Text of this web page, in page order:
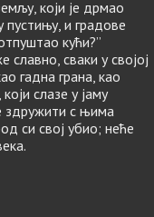
који је дрмао
пустињу, и градове
кући?”
сваки у својој
гадна грана, као
слазе у јаму
здружити с њима
си свој убио; неће